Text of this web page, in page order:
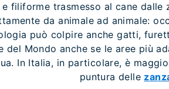
filiforme trasmesso al cane
da animale ad animale:
può colpire anche gatti,
del Mondo anche se le aree più
In Italia, in particolare, è
puntura delle